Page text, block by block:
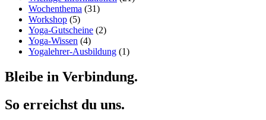
Wochenthema (31)
Workshop (5)
Yoga-Gutscheine (2)
Yoga-Wissen (4)
Yogalehrer-Ausbildung (1)
Bleibe in Verbindung.
So erreichst du uns.